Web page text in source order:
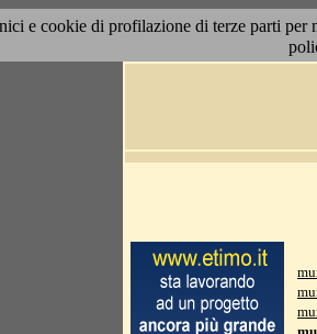
e cookie di profilazione di terze parti